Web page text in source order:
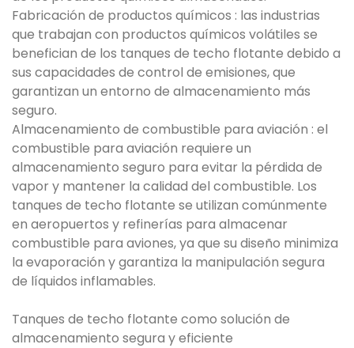
Fabricación de productos químicos : las industrias
que trabajan con productos químicos volátiles se
benefician de los tanques de techo flotante debido a
sus capacidades de control de emisiones, que
garantizan un entorno de almacenamiento más
seguro.
Almacenamiento de combustible para aviación : el
combustible para aviación requiere un
almacenamiento seguro para evitar la pérdida de
vapor y mantener la calidad del combustible. Los
tanques de techo flotante se utilizan comúnmente
en aeropuertos y refinerías para almacenar
combustible para aviones, ya que su diseño minimiza
la evaporación y garantiza la manipulación segura
de líquidos inflamables.
Tanques de techo flotante como solución de
almacenamiento segura y eficiente